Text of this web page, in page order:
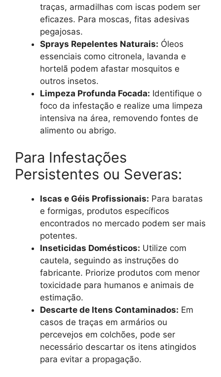
traças, armadilhas com iscas podem ser
eficazes. Para moscas, fitas adesivas
pegajosas.
Sprays Repelentes Naturais: Óleos
essenciais como citronela, lavanda e
hortelã podem afastar mosquitos e
outros insetos.
Limpeza Profunda Focada: Identifique o
foco da infestação e realize uma limpeza
intensiva na área, removendo fontes de
alimento ou abrigo.
Para Infestações
Persistentes ou Severas:
Iscas e Géis Profissionais: Para baratas
e formigas, produtos específicos
encontrados no mercado podem ser mais
potentes.
Inseticidas Domésticos: Utilize com
cautela, seguindo as instruções do
fabricante. Priorize produtos com menor
toxicidade para humanos e animais de
estimação.
Descarte de Itens Contaminados: Em
casos de traças em armários ou
percevejos em colchões, pode ser
necessário descartar os itens atingidos
para evitar a propagação.